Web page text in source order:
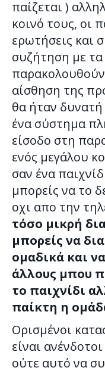
παίζεται )
κοινό τους, οι
ερωτήσεις και
συζήτηση με
αίσθηση της
θα ήταν
ένα σύστημα
είσοδο στη
ενός μεγάλου
σαν ένα
μπορείς να το
οχι απο την
τόσο μικρή
μπορείς να
ομαδικά και
άλλους μπου
το παιχνίδι
παίκτη η
Ορισμένοι
είναι
ούτε αυτό να